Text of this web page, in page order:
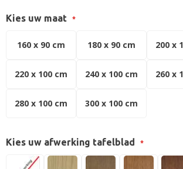
Kies uw maat
160 x 90 cm 180 x 90 cm 200 x
220 x 100 cm 240 x 100 cm 260 x
280 x 100 cm 300 x 100 cm
Kies uw afwerking tafelblad